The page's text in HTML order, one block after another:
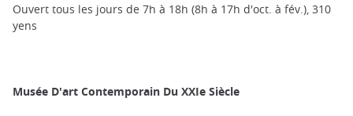
Ouvert tous les jours de 7h à 18h (8h à 17h d'oct. à fév.), 310
yens
Musée D'art Contemporain Du XXIe Siècle